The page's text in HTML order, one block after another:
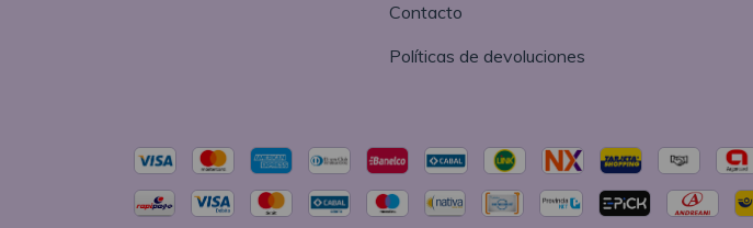
Contacto
Políticas de devoluciones